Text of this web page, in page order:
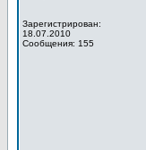
Зарегистрирован:
18.07.2010
Сообщения: 155